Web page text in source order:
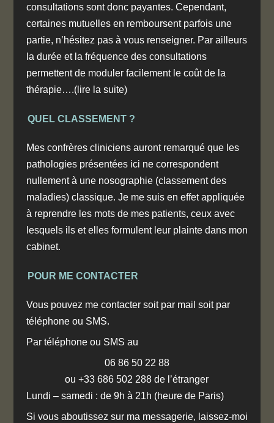
consultations sont donc payantes. Cependant,
certaines mutuelles en remboursent parfois une
partie, n’hésitez pas à vous renseigner. Par ailleurs
la durée et la fréquence des consultations
permettent de moduler facilement le coût de la
thérapie….(lire la suite)
QUEL CLASSEMENT ?
Mes confrères cliniciens auront remarqué que les
pathologies présentées ici ne correspondent
nullement à une nosographie (classement des
maladies) classique. Je me suis en effet appliquée
à reprendre les mots de mes patients, ceux avec
lesquels ils et elles formulent leur plainte dans mon
cabinet.
POUR ME CONTACTER
Vous pouvez me contacter soit par mail soit par
téléphone ou SMS.
Par téléphone ou SMS au
06 86 50 22 88
ou +33 686 502 288 de l’étranger
Lundi – samedi : de 9h à 21h (heure de Paris)
Si vous aboutissez sur ma messagerie, laissez-moi